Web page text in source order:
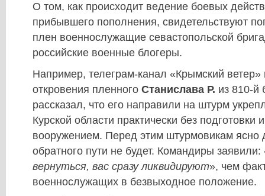
О том, как происходит ведение боевых
прибывшего пополнения, свидетельствуют
плен военнослужащие севастопольской
российские военные блогеры.
Например, телеграм-канал «Крымский ветер»
откровения пленного Станислава Р. из 810-й
рассказал, что его направили на штурм
Курской области практически без
вооружением. Перед этим штурмовикам ясно
обратного пути не будет. Командиры заявили:
вернуться, вас сразу ликвидируют», чем
военнослужащих в безвыходное положение.